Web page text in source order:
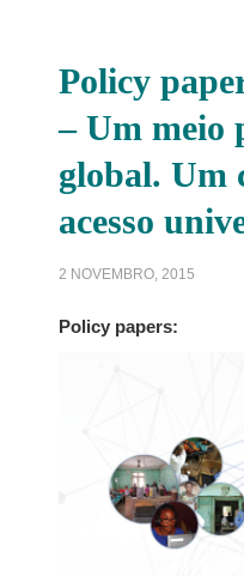
Policy
– Um meio
global. Um
acesso
2 NOVEMBRO, 2015
Policy papers: